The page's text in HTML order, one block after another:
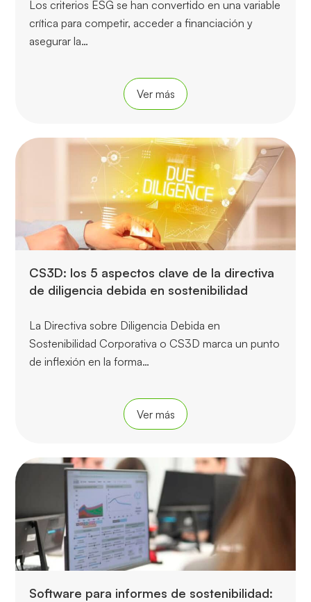
Los criterios ESG se han convertido en una variable
crítica para competir, acceder a financiación y
asegurar la…
Ver más
CS3D: los 5 aspectos clave de la directiva
de diligencia debida en sostenibilidad
La Directiva sobre Diligencia Debida en
Sostenibilidad Corporativa o CS3D marca un punto
de inflexión en la forma…
Ver más
Software para informes de sostenibilidad: